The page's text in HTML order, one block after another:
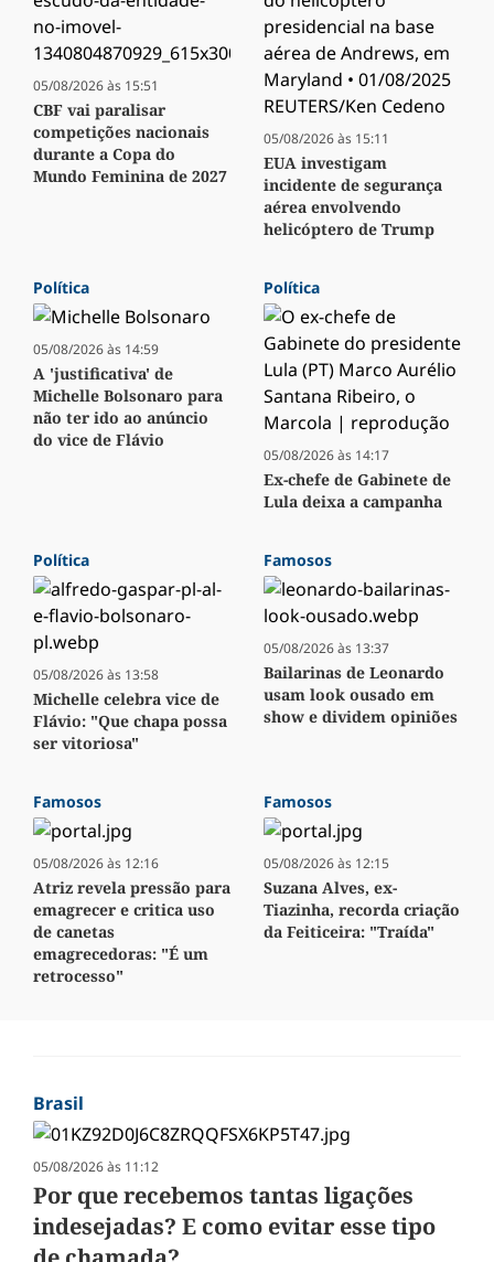
05/08/2026 às 15:51
CBF vai paralisar
competições nacionais
durante a Copa do
Mundo Feminina de 2027
05/08/2026 às 15:11
EUA investigam
incidente de segurança
aérea envolvendo
helicóptero de Trump
Política
05/08/2026 às 14:59
A 'justificativa' de
Michelle Bolsonaro para
não ter ido ao anúncio
do vice de Flávio
Política
05/08/2026 às 14:17
Ex-chefe de Gabinete de
Lula deixa a campanha
Política
05/08/2026 às 13:58
Michelle celebra vice de
Flávio: "Que chapa possa
ser vitoriosa"
Famosos
05/08/2026 às 13:37
Bailarinas de Leonardo
usam look ousado em
show e dividem opiniões
Famosos
05/08/2026 às 12:16
Atriz revela pressão para
emagrecer e critica uso
de canetas
emagrecedoras: "É um
retrocesso"
Famosos
05/08/2026 às 12:15
Suzana Alves, ex-
Tiazinha, recorda criação
da Feiticeira: "Traída"
Brasil
05/08/2026 às 11:12
Por que recebemos tantas ligações
indesejadas? E como evitar esse tipo